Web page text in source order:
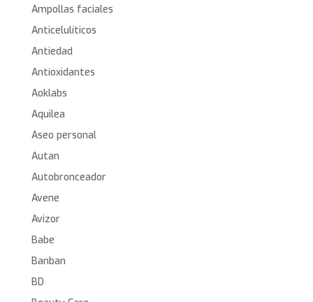
Ampollas faciales
Anticelulíticos
Antiedad
Antioxidantes
Aoklabs
Aquilea
Aseo personal
Autan
Autobronceador
Avene
Avizor
Babe
Banban
BD